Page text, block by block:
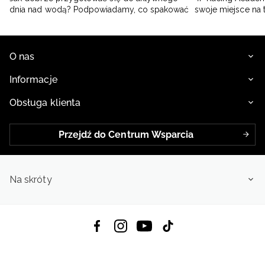
dnia nad wodą? Podpowiadamy, co spakować
swoje miejsce na
O nas
Informacje
Obsługa klienta
Przejdź do Centrum Wsparcia
Na skróty